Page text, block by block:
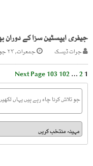
جرات ڈیسک جمعرات, ۲۳ جولائی ۲۰۲۶
1
2
…
102
103
Next Page